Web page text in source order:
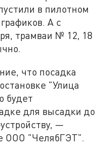
в пилотном
А с
трамваи № 12, 18
что посадка
"Улица
будет
для высадки до
—
ООО "ЧелябГЭТ".